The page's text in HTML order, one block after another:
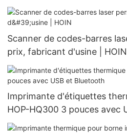
Scanner de codes-barres
prix, fabricant d'usine | HOIN
Imprimante d'étiquettes
HOP-HQ300 3 pouces avec